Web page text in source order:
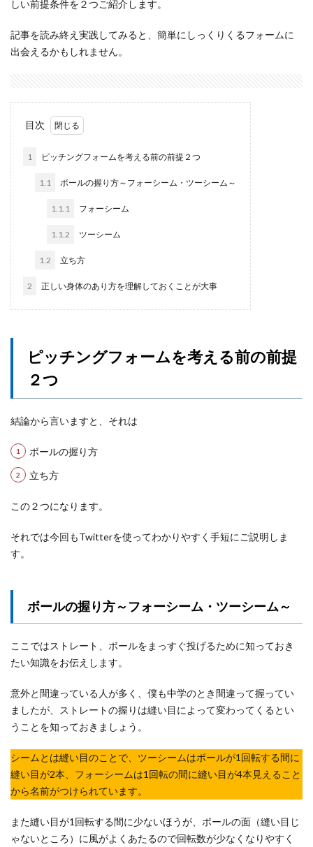
しい前提条件を２つご紹介します。
記事を読み終え実践してみると、簡単にしっくりくるフォームに
出会えるかもしれません。
目次
1 ピッチングフォームを考える前の前提２つ
1.1 ボールの握り方～フォーシーム・ツーシーム～
1.1.1 フォーシーム
1.1.2 ツーシーム
1.2 立ち方
2 正しい身体のあり方を理解しておくことが大事
ピッチングフォームを考える前の前提
２つ
結論から言いますと、それは
ボールの握り方
立ち方
この２つになります。
それでは今回もTwitterを使ってわかりやすく手短にご説明しま
す。
ボールの握り方～フォーシーム・ツーシーム～
ここではストレート、ボールをまっすぐ投げるために知っておき
たい知識をお伝えします。
意外と間違っている人が多く、僕も中学のとき間違って握ってい
ましたが、ストレートの握りは縫い目によって変わってくるとい
うことを知っておきましょう。
シームとは縫い目のことで、ツーシームはボールが1回転する間に
縫い目が2本、フォーシームは1回転の間に縫い目が4本見えること
から名前がつけられています。
また縫い目が1回転する間に少ないほうが、ボールの面（縫い目じ
ゃないところ）に風がよくあたるので回転数が少なくなりやすく